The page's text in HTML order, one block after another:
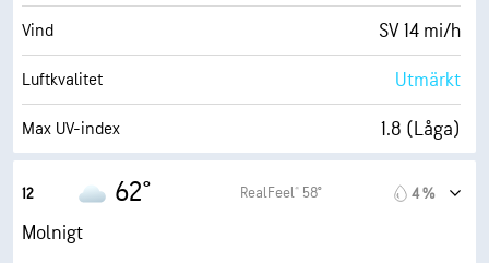
AccuLumen Brightness Index™ 2 (Mörkt)
Molntäcke 90 %
Sikt 7 eng. mil
Vind SV 14 mi/h
Luftkvalitet Utmärkt
Max UV-index 1.8 (Låga)
Fuktighet
12 62° RealFeel® 58° 4 %
Molnigt